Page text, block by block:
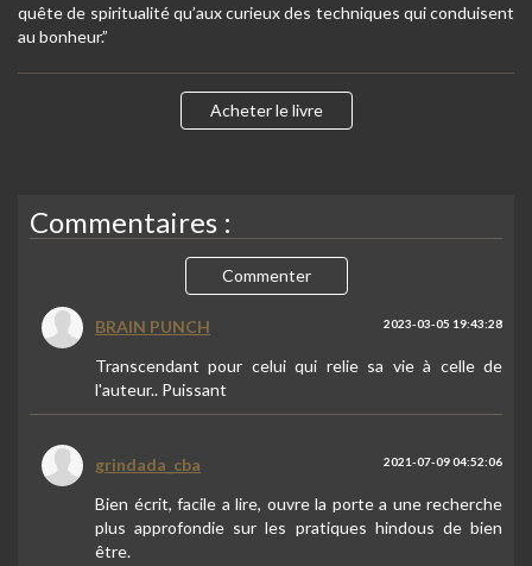
quête de spiritualité qu’aux curieux des techniques qui conduisent
au bonheur.”
Acheter le livre
Commentaires :
Commenter
BRAIN PUNCH 2023-03-05 19:43:28
Transcendant pour celui qui relie sa vie à celle de
l'auteur.. Puissant
grindada_cba 2021-07-09 04:52:06
Bien écrit, facile a lire, ouvre la porte a une recherche
plus approfondie sur les pratiques hindous de bien
être.